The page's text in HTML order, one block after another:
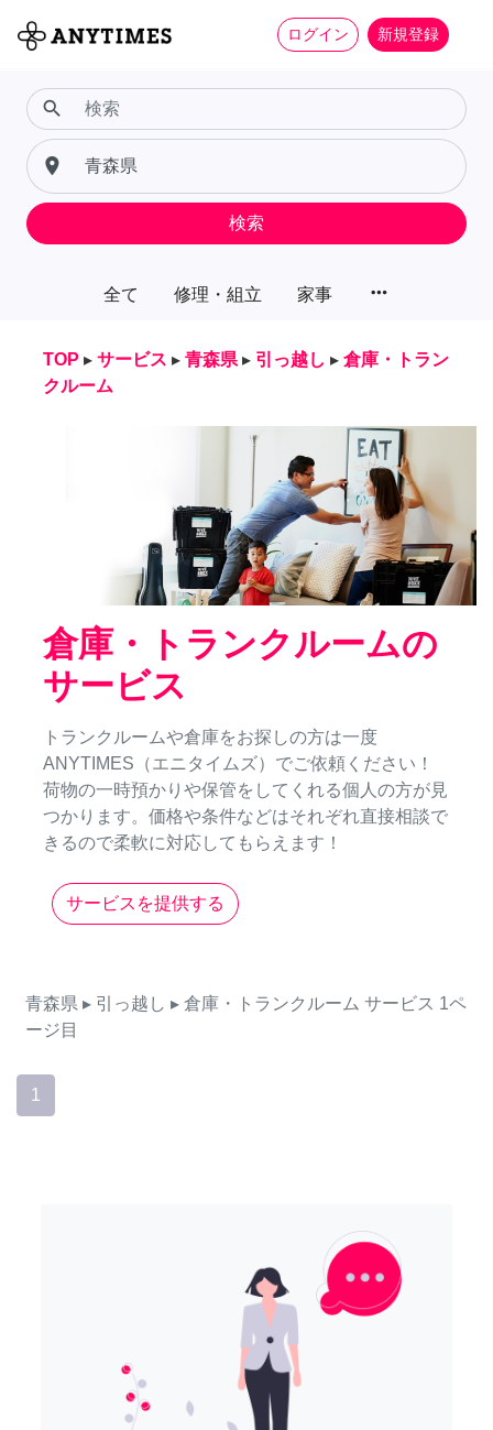
ログイン 新規登録
全て 修理・組立 家事 more_horiz
search
place
検索
TOP ▸ サービス ▸ 青森県 ▸ 引っ越し ▸ 倉庫・トラン
クルーム
倉庫・トランクルームの
サービス
トランクルームや倉庫をお探しの方は一度
ANYTIMES（エニタイムズ）でご依頼ください！
荷物の一時預かりや保管をしてくれる個人の方が見
つかります。価格や条件などはそれぞれ直接相談で
きるので柔軟に対応してもらえます！
サービスを提供する
青森県 ▸ 引っ越し ▸ 倉庫・トランクルーム サービス 1ペ
ージ目
1